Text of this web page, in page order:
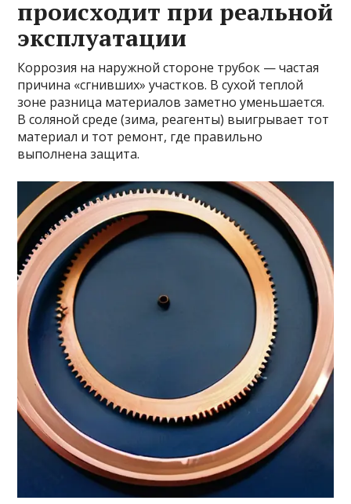
происходит при реальной
эксплуатации
Коррозия на наружной стороне трубок — частая
причина «сгнивших» участков. В сухой теплой
зоне разница материалов заметно уменьшается.
В соляной среде (зима, реагенты) выигрывает тот
материал и тот ремонт, где правильно
выполнена защита.